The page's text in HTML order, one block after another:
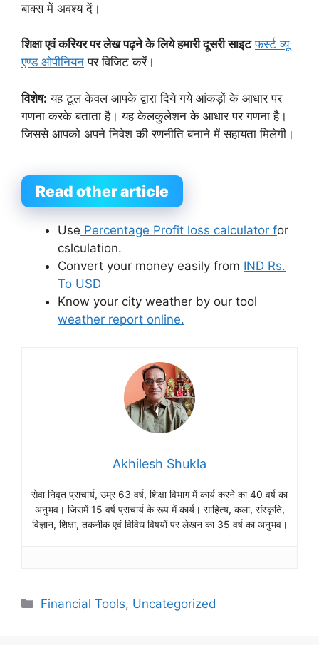
बाक्स में अवश्य दें।
शिक्षा एवं करियर पर लेख पढ़ने के लिये हमारी दूसरी साइट फर्स्ट व्यू
एण्ड ओपीनियन पर विजिट करें।
विशेष: यह टूल केवल आपके द्वारा दिये गये आंकड़ों के आधार पर
गणना करके बताता है। यह केलकुलेशन के आधार पर गणना है।
जिससे आपको अपने निवेश की रणनीति बनाने में सहायता मिलेगी।
Read other article
Use Percentage Profit loss calculator for
cslculation.
Convert your money easily from IND Rs.
To USD
Know your city weather by our tool
weather report online.
Akhilesh Shukla
सेवा निवृत प्राचार्य, उम्र 63 वर्ष, शिक्षा विभाग में कार्य करने का 40 वर्ष का
अनुभव। जिसमें 15 वर्ष प्राचार्य के रूप में कार्य। साहित्य, कला, संस्कृति,
विज्ञान, शिक्षा, तकनीक एवं विविध विषयों पर लेखन का 35 वर्ष का अनुभव।
Categories
Financial Tools, Uncategorized